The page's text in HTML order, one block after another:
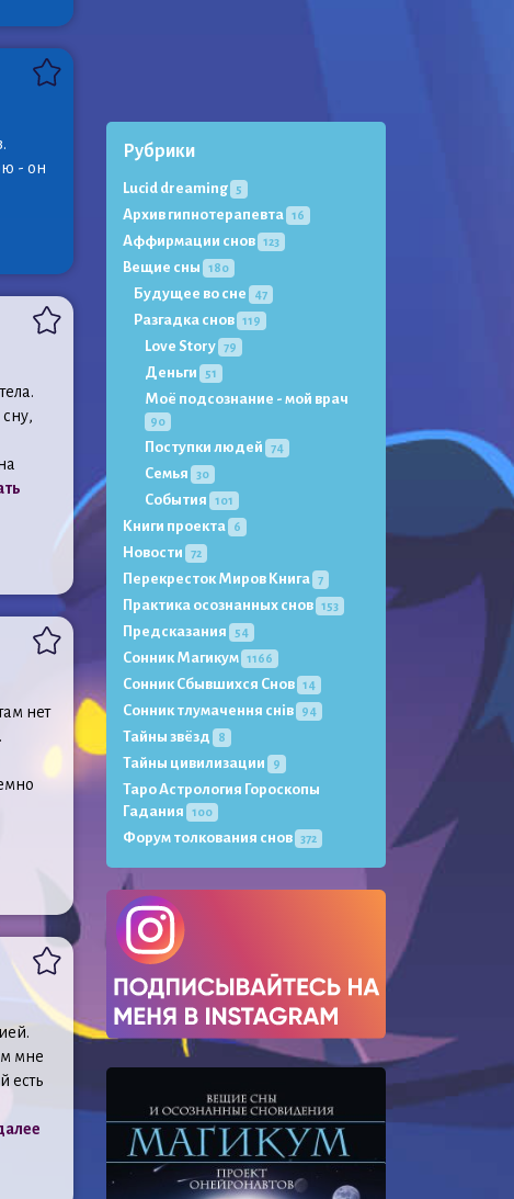
- он
нет
мне
есть
Рубрики
Lucid dreaming 5
Архив гипнотерапевта 16
Аффирмации снов 123
Вещие сны 180
Будущее во сне 47
Разгадка снов 119
Love Story 79
Деньги 51
Моё подсознание - мой врач
90
Поступки людей 74
Семья 30
События 101
Книги проекта 6
Новости 72
Перекресток Миров Книга 7
Практика осознанных снов 153
Предсказания 54
Сонник Магикум 1166
Сонник Сбывшихся Снов 14
Сонник тлумачення снів 94
Тайны звёзд 8
Тайны цивилизации 9
Таро Астрология Гороскопы
Гадания
100
Форум толкования снов 372